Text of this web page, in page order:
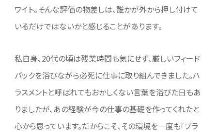
ワイト。そんな評価の物差しは、誰かが外から押し付けて
いるだけではないかと感じることがあります。
私自身、20代の頃は残業時間も気にせず、厳しいフィード
バックを浴びながら必死に仕事に取り組んできました。ハ
ラスメントと呼ばれてもおかしくない言葉を浴びた日もあ
りましたが、あの経験が今の仕事の基礎を作ってくれたと
心から思っています。だからこそ、その環境を一度も「ブラ